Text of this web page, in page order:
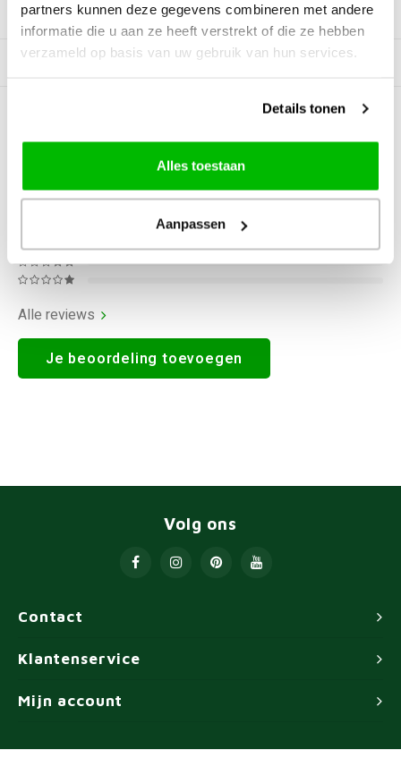
partners kunnen deze gegevens combineren met andere
informatie die u aan ze heeft verstrekt of die ze hebben
verzameld op basis van uw gebruik van hun services.
Details tonen
Alles toestaan
Aanpassen
Productomschrijving
Gerelateerde producten
BEOORDELINGEN
Alle reviews
Je beoordeling toevoegen
Contact
Volg ons
Klantenservice
Mijn account